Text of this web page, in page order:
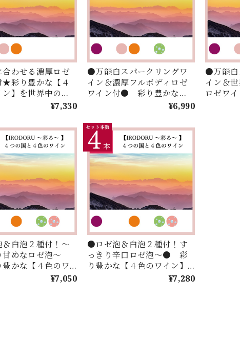
わせる濃厚ロゼ
★彩り豊かな【４
ン】を世界中の
国】からセレク
】４本セレクシ
¥7,330
●万能白スパークリングワ
イン＆濃厚フルボディロゼ
ワイン付● 彩り豊かな
【４色のワイン】を世界中
ト！お手頃価格で楽しむ
【IRODORU】４本セレクシ
ョン！
¥6,990
●万能白
イン＆
ロゼワ
【４色
白泡２種付！～
甘めなロゼ泡～
かな【４色のワ
世界中の【４つの
¥7,050
●ロゼ泡＆白泡２種付！す
っきり辛口ロゼ泡～● 彩
り豊かな【４色のワイン】
を世界中の【４つの国】か
¥7,280